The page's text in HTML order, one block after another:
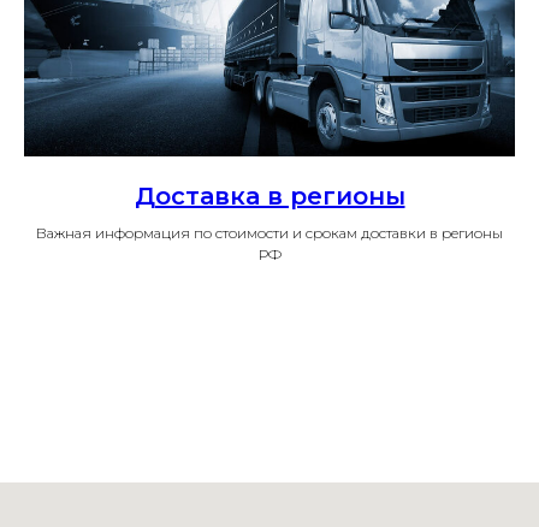
Доставка в регионы
Важная информация по стоимости и срокам доставки в регионы
РФ